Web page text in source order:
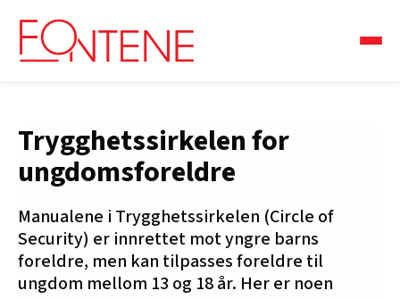
Trygghetssirkelen for
ungdomsforeldre
Manualene i Trygghetssirkelen (Circle of
Security) er innrettet mot yngre barns
foreldre, men kan tilpasses foreldre til
ungdom mellom 13 og 18 år. Her er noen